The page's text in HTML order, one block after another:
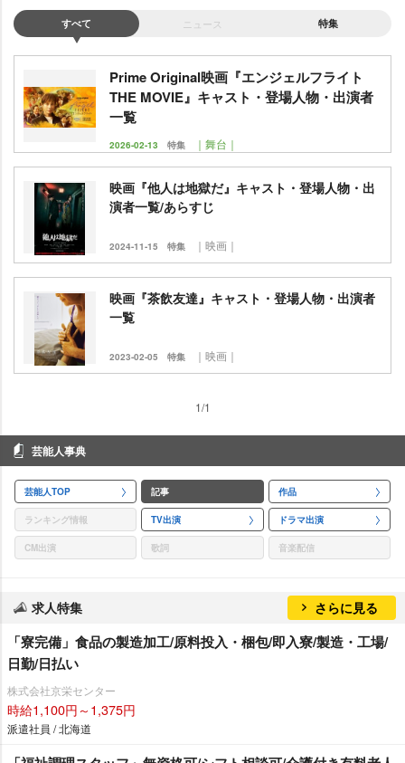
すべて ニュース 特集
Prime Original映画『エンジェルフライト
THE MOVIE』キャスト・登場人物・出演者
一覧
2026-02-13 特集 ｜舞台｜
映画『他人は地獄だ』キャスト・登場人物・出
演者一覧/あらすじ
2024-11-15 特集 ｜映画｜
映画『茶飲友達』キャスト・登場人物・出演者
一覧
2023-02-05 特集 ｜映画｜
1/1
芸能人事典
芸能人TOP 記事 作品
ランキング情報 TV出演 ドラマ出演
CM出演 歌詞 音楽配信
求人特集 さらに見る
「寮完備」食品の製造加工/原料投入・梱包/即入寮/製造・工場/
日勤/日払い
株式会社京栄センター
時給1,100円～1,375円
派遣社員 / 北海道